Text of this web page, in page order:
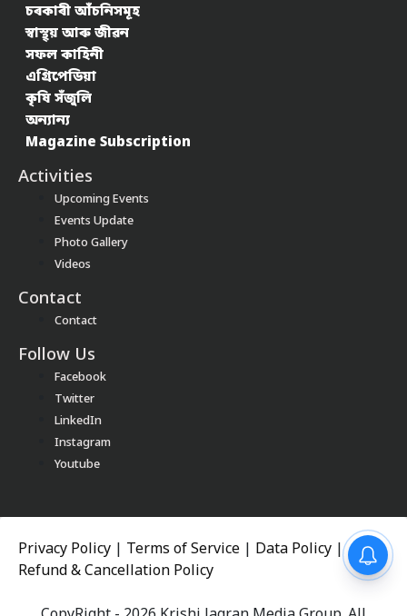
চৰকাৰী আঁচনিসমূহ
স্বাস্থ্য় আৰু জীৱন
সফল কাহিনী
এগ্ৰিপেডিয়া
কৃষি সঁজুলি
অন্যান্য
Magazine Subscription
Activities
Upcoming Events
Events Update
Photo Gallery
Videos
Contact
Contact
Follow Us
Facebook
Twitter
LinkedIn
Instagram
Youtube
Privacy Policy Terms of Service Data Policy |
Refund & Cancellation Policy